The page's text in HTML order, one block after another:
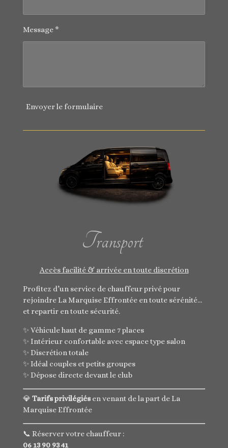
Message *
Envoyer le formulaire
Transport
Accès facilité & arrivée en toute discrétion
Profitez d’un service de chauffeur privé pour
rejoindre La Marquise Effrontée en toute sérénité…
et repartir en toute sécurité.
✨ Véhicule haut de gamme 7 places
✨ Intérieur confortable avec espace type salon
✨ Discrétion totale
✨ Idéal couples et petits groupes
✨ Dépose directe devant le club
💎 Tarifs privilégiésen venant de la part de La
Marquise Effrontée
📞 Réserver votre chauffeur :
06 13 90 93 41